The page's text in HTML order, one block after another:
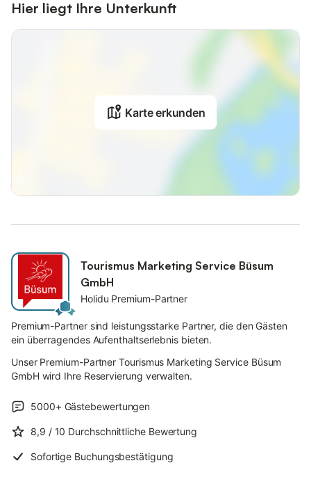
Hier liegt Ihre Unterkunft
Karte erkunden
Tourismus Marketing Service Büsum
GmbH
Holidu Premium-Partner
Premium-Partner sind leistungsstarke Partner, die den Gästen
ein überragendes Aufenthaltserlebnis bieten.
Unser Premium-Partner Tourismus Marketing Service Büsum
GmbH wird Ihre Reservierung verwalten.
5000+ Gästebewertungen
8,9 / 10 Durchschnittliche Bewertung
Sofortige Buchungsbestätigung